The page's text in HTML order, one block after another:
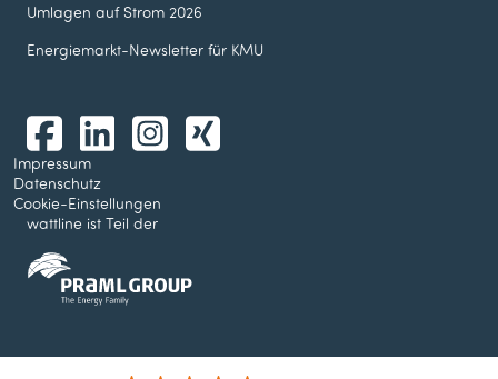
Umlagen auf Strom 2026
Energiemarkt-Newsletter für KMU
Impressum
Datenschutz
Cookie-Einstellungen
wattline ist Teil der